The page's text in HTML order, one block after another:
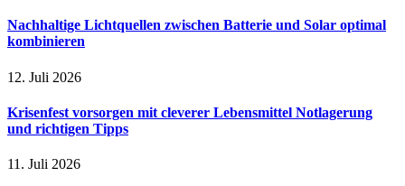
Nachhaltige Lichtquellen zwischen Batterie und Solar optimal
kombinieren
12. Juli 2026
Krisenfest vorsorgen mit cleverer Lebensmittel Notlagerung
und richtigen Tipps
11. Juli 2026